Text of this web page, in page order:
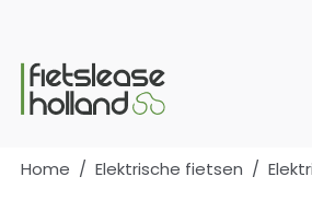
Home / Elektrische fietsen /